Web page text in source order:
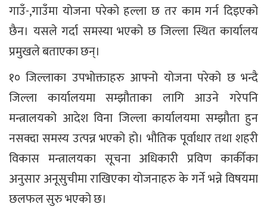
गाउँ-,गाउँमा योजना परेको हल्ला छ तर काम गर्न दिइएको
छैन। यसले गर्दा समस्या भएको छ जिल्ला स्थित कार्यालय
प्रमुखले बताएका छन्।
१० जिल्लाका उपभोक्ताहरु आफ्नो योजना परेको छ भन्दै
जिल्ला कार्यालयमा सम्झौताका लागि आउने गरेपनि
मन्त्रालयको आदेश विना जिल्ला कार्यालयमा सम्झौता हुन
नसक्दा समस्य उत्पन्न भएको हो। भौतिक पूर्वाधार तथा शहरी
विकास मन्त्रालयका सूचना अधिकारी प्रविण कार्कीका
अनुसार अनूसुचीमा राखिएका योजनाहरु के गर्ने भन्ने विषयमा
छलफल सुरु भएको छ।